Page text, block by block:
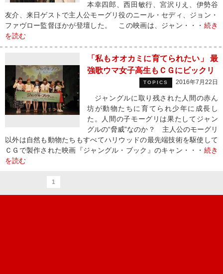
本幸四郎、西田敏行、宮沢りえ、伊勢谷
友介、来日ゲストで主人公モーグリ役のニール・セディ、ジョン・
ファヴロー監督ほかが登壇した。 この映画は、ジャン・・・ 続き
を読む
「私もオオカミに育てられたい」 最
強歌ウマ女子高生もＣＧにビックリ
TOPICS 2016年7月22日
ジャングルに取り残された人間の赤ん
坊が動物たちに育てられ少年に成長し
た。人間の子モーグリは果たしてジャン
グルの“脅威”なのか？ 主人公のモーグリ
以外は自然も動物たちもすべてハリウッドの最先端技術を駆使して
ＣＧで製作された映画『ジャングル・ブック』のキャン・・・ 続き
を読む
1